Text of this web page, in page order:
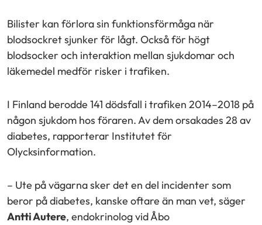
Bilister kan förlora sin funktionsförmåga när
blodsockret sjunker för lågt. Också för högt
blodsocker och interaktion mellan sjukdomar och
läkemedel medför risker i trafiken.
I Finland berodde 141 dödsfall i trafiken 2014–2018 på
någon sjukdom hos föraren. Av dem orsakades 28 av
diabetes, rapporterar Institutet för
Olycksinformation.
– Ute på vägarna sker det en del incidenter som
beror på diabetes, kanske oftare än man vet, säger
Antti Autere, endokrinolog vid Åbo